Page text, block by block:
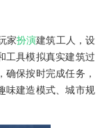
家扮演建筑工人，设
工具模拟真实建筑过
保按时完成任务，
味建造模式、城市规